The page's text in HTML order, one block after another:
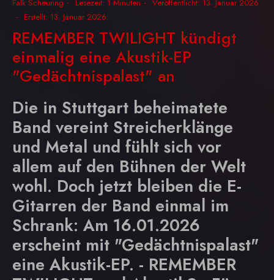
Falk Scheuring Lesezeit: 1 Minuten
Veröffentlicht: 13. Januar 2026
Erstellt: 13. Januar 2026
REMEMBER TWILIGHT kündigt
einmalig eine Akustik-EP
"Gedächtnispalast" an
Die in Stuttgart beheimatete
Band vereint Streicherklänge
und Metal und fühlt sich vor
allem auf den Bühnen der Welt
wohl. Doch jetzt bleiben die E-
Gitarren der Band einmal im
Schrank: Am 16.01.2026
erscheint mit "Gedächtnispalast"
eine Akustik-EP. - REMEMBER